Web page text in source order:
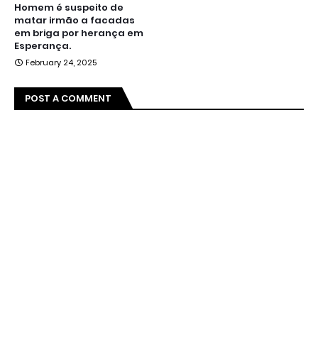
Homem é suspeito de
matar irmão a facadas
em briga por herança em
Esperança.
February 24, 2025
POST A COMMENT